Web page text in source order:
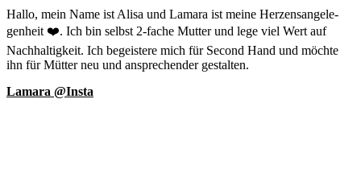
Hallo, mein Name ist Alisa und Lamara ist meine Her­zens­an­ge­le­
gen­heit ❤️. Ich bin selbst 2-fache Mutter und lege viel Wert auf
Nachhaltigkeit. Ich begeistere mich für Second Hand und möchte
ihn für Mütter neu und ansprechender gestalten.
Lamara @Insta